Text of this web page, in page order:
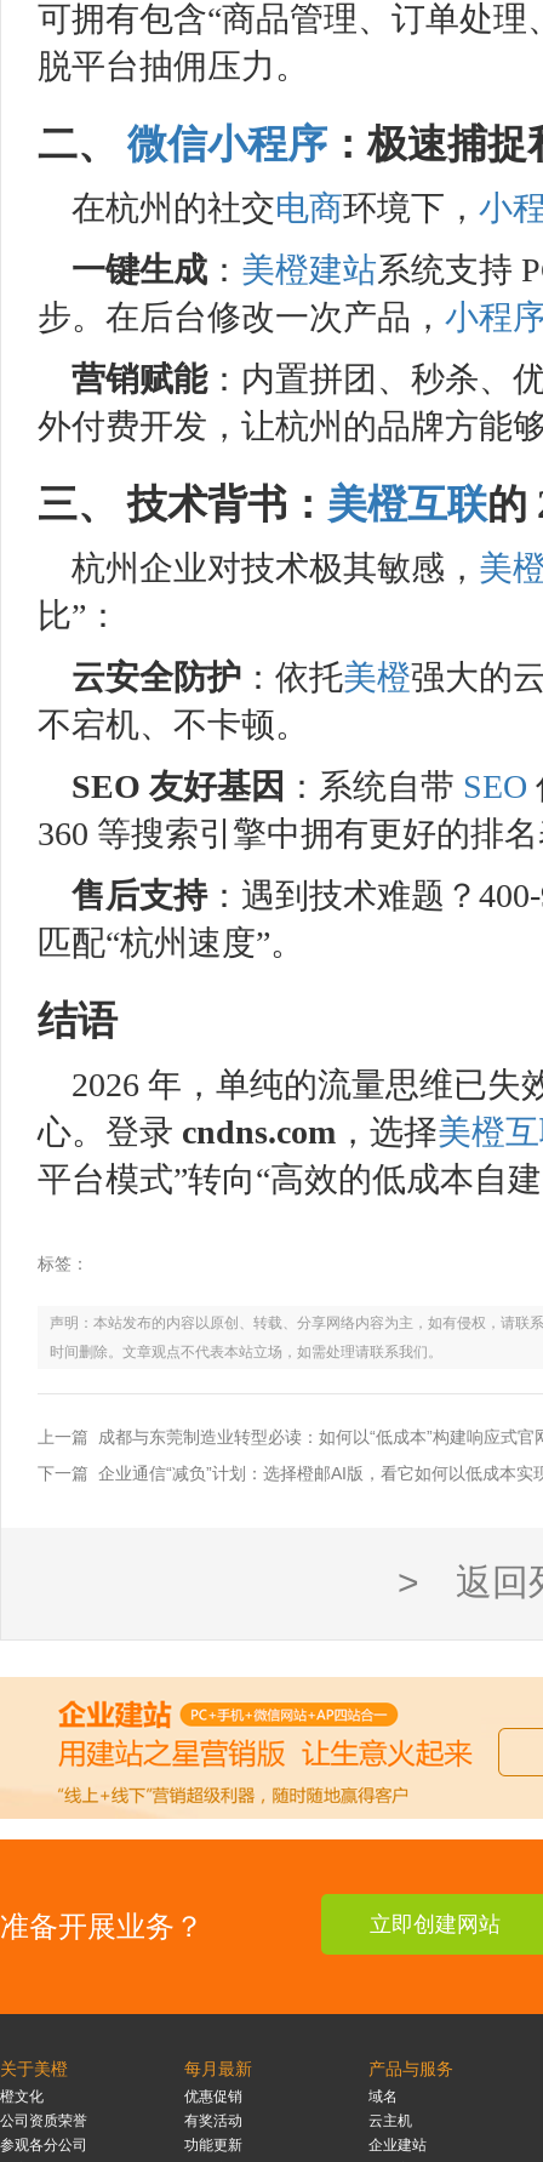
可拥有包含“商品管理、订单处
脱平台抽佣压力。
二、 微信小程序 ：极速捕
在杭州的社交电商环境下， 小
一键生成 ： 美橙建站系统支持
步。在后台修改一次产品， 小程
营销赋能：内置拼团、秒杀、
外付费开发，让杭州的品牌方能
三、 技术背书： 美橙互联的
杭州企业对技术极其敏感， 美
比”：
云安全防护 ：依托美橙强大的
不宕机、不卡顿。
SEO 友好基因 ：系统自带 SEO
360 等搜索引擎中拥有更好的排
售后支持：遇到技术难题？
匹配“杭州速度”。
结语
2026 年，单纯的流量思维已
心。登录 cndns.com ，选择美橙
平台模式”转向“高效的低成本自
标签：
声明：本站发布的内容以原创、转载、分享网络内容为主，如有侵权，请
时间删除。文章观点不代表本站立场，如需处理请联系我们。
上一篇 成都与东莞制造业转型必读：如何以“低成本”构建响应式
下一篇 企业通信“减负”计划：选择橙邮AI版，看它如何以低成本实
> 返回
准备开展业务？ 立即创建网站
关于美橙
橙文化
公司资质荣誉
参观各分公司
每月最新
优惠促销
有奖活动
功能更新
产品与服务
域名
云主机
企业建站